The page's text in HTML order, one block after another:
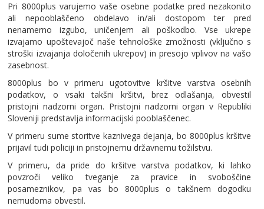
Pri 8000plus varujemo vaše osebne podatke pred nezakonito
ali nepooblaščeno obdelavo in/ali dostopom ter pred
nenamerno izgubo, uničenjem ali poškodbo. Vse ukrepe
izvajamo upoštevajoč naše tehnološke zmožnosti (vključno s
stroški izvajanja določenih ukrepov) in presojo vplivov na vašo
zasebnost.
8000plus bo v primeru ugotovitve kršitve varstva osebnih
podatkov, o vsaki takšni kršitvi, brez odlašanja, obvestil
pristojni nadzorni organ. Pristojni nadzorni organ v Republiki
Sloveniji predstavlja informacijski pooblaščenec.
V primeru sume storitve kaznivega dejanja, bo 8000plus kršitve
prijavil tudi policiji in pristojnemu državnemu tožilstvu.
V primeru, da pride do kršitve varstva podatkov, ki lahko
povzroči veliko tveganje za pravice in svoboščine
posameznikov, pa vas bo 8000plus o takšnem dogodku
nemudoma obvestil.